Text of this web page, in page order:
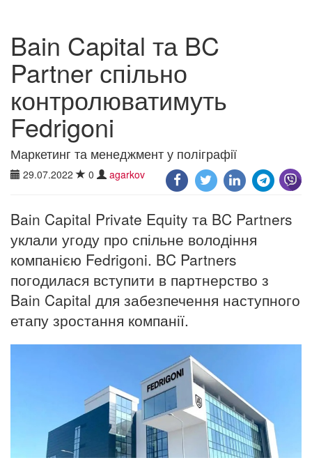
Bain Capital та BC
Partner спільно
контролюватимуть
Fedrigoni
Маркетинг та менеджмент у поліграфії
29.07.2022 0 agarkov
Bain Capital Private Equity та BC Partners
уклали угоду про спільне володіння
компанією Fedrigoni. BC Partners
погодилася вступити в партнерство з
Bain Capital для забезпечення наступного
етапу зростання компанії.